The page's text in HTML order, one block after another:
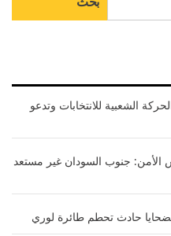
الشعبية للانتخابات وتدعو
الأمن: جنوب السودان غير مستعد
حادث تحطم طائرة لوري